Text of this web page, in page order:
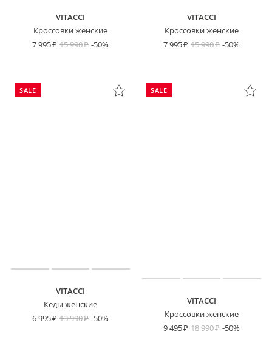
VITACCI
Кроссовки женские
7 995
15 990 -50%
VITACCI
Кроссовки женские
7 995
15 990 -50%
SALE
VITACCI
Кеды женские
6 995
13 990 -50%
SALE
VITACCI
Кроссовки женские
9 495
18 990 -50%